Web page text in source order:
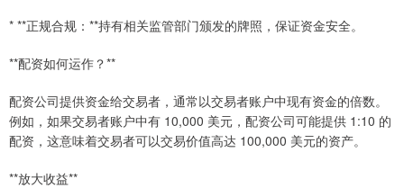
* **正规合规：**持有相关监管部门颁发的牌照，保证资金安全。
**配资如何运作？**
配资公司提供资金给交易者，通常以交易者账户中现有资金的倍数。
例如，如果交易者账户中有 10,000 美元，配资公司可能提供 1:10 的
配资，这意味着交易者可以交易价值高达 100,000 美元的资产。
**放大收益**